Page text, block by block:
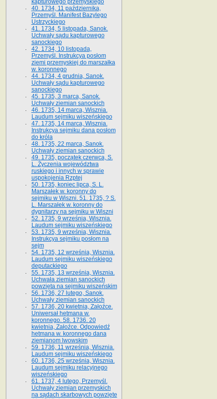
kapturowego przemyskiego
40. 1734, 11 października,
Przemyśl. Manifest Bazylego
Ustrzyckiego
41. 1734, 5 listopada, Sanok.
Uchwały sądu kapturowego
sanockiego
42. 1734, 10 listopada,
Przemyśl. Instrukcya posłom
ziemi przemyskiej do marszałka
w. koronnego
44. 1734, 4 grudnia, Sanok.
Uchwały sądu kapturowego
sanockiego
45. 1735, 3 marca, Sanok.
Uchwały ziemian sanockich
46. 1735, 14 marca, Wisznia.
Laudum sejmiku wiszeńskiego
47. 1735, 14 marca, Wisznia.
Instrukcya sejmiku dana posłom
do króla
48. 1735, 22 marca, Sanok.
Uchwały ziemian sanockich
49. 1735, początek czerwca, S.
L. Życzenia województwa
ruskiego i innych w sprawie
uspokojenia Rzptej
50. 1735, koniec lipca, S. L.
Marszałek w. koronny do
sejmiku w Wiszni. 51. 1735, ? S.
L. Marszałek w. koronny do
dygnitarzy na sejmiku w Wiszni
52. 1735, 9 września, Wisznia.
Laudum sejmiku wiszeńskiego
53. 1735, 9 września, Wisznia.
Instrukcya sejmiku posłom na
sejm
54. 1735, 12 września, Wisznia.
Laudum sejmiku wiszeńskiego
deputackiego
55. 1735, 13 września, Wisznia.
Uchwała ziemian sanockich
powzięta na sejmiku wiszeńskim
56. 1736, 27 lutego, Sanok.
Uchwały ziemian sanockich
57. 1736, 20 kwietnia, Załoźce.
Uniwersał hetmana w.
koronnego. 58. 1736. 20
kwietnia, Załoźce. Odpowiedź
hetmana w. koronnego dana
ziemianom lwowskim
59. 1736, 11 września, Wisznia.
Laudum sejmiku wiszeńskiego
60. 1736, 25 września, Wisznia.
Laudum sejmiku relacyjnego
wiszeńskiego
61. 1737, 4 lutego, Przemyśl.
Uchwały ziemian przemyskich
na sądach skarbowych powzięte